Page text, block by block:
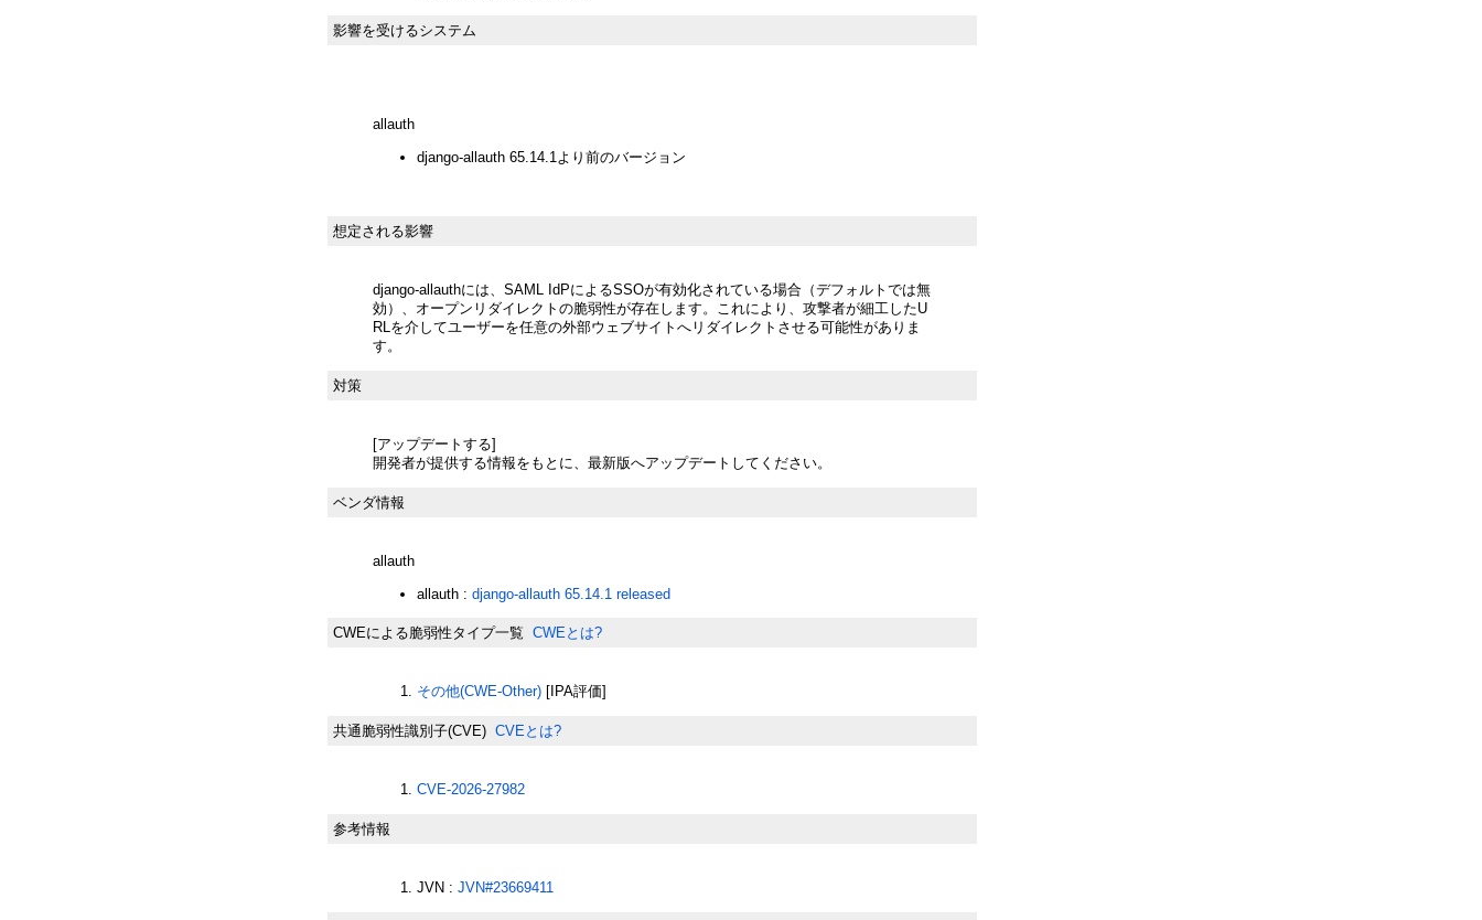
影響を受けるシステム
allauth
django-allauth 65.14.1より前のバージョン
想定される影響
django-allauthには、SAML IdPによるSSOが有効化されている場合（デフォルトでは無
効）、オープンリダイレクトの脆弱性が存在します。これにより、攻撃者が細工したU
RLを介してユーザーを任意の外部ウェブサイトへリダイレクトさせる可能性がありま
す。
対策
[アップデートする]
開発者が提供する情報をもとに、最新版へアップデートしてください。
ベンダ情報
allauth
allauth : django-allauth 65.14.1 released
CWEによる脆弱性タイプ一覧 CWEとは?
その他(CWE-Other) [IPA評価]
共通脆弱性識別子(CVE) CVEとは?
CVE-2026-27982
参考情報
JVN : JVN#23669411